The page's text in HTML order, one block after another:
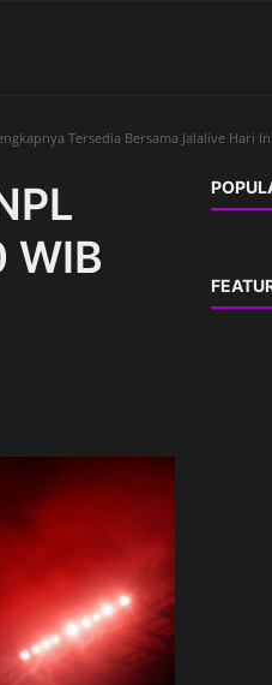
Tersedia Bersama Jalalive Hari Ini
WIB